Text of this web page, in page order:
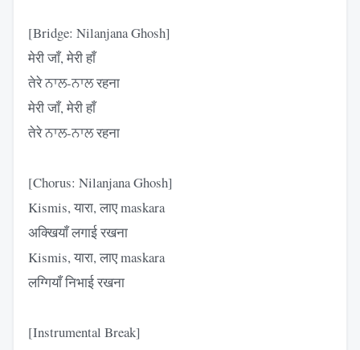
[Bridge: Nilanjana Ghosh]
मेरी जाँ, मेरी हाँ
तेरे ਨਾਲ-ਨਾਲ रहना
मेरी जाँ, मेरी हाँ
तेरे ਨਾਲ-ਨਾਲ रहना
[Chorus: Nilanjana Ghosh]
Kismis, यारा, लाए maskara
अक्खियाँ लगाई रखना
Kismis, यारा, लाए maskara
लग्गियाँ निभाई रखना
[Instrumental Break]